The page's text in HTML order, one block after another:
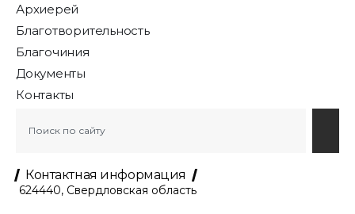
Архиерей
Благотворительность
Благочиния
Документы
Контакты
Контактная информация
624440, Свердловская область